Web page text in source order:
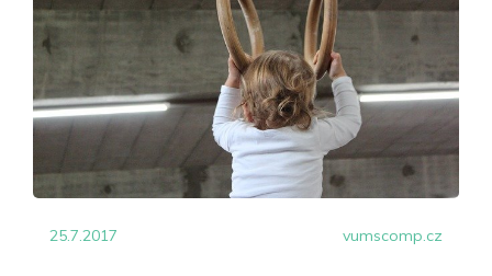
25.7.2017 vumscomp.cz